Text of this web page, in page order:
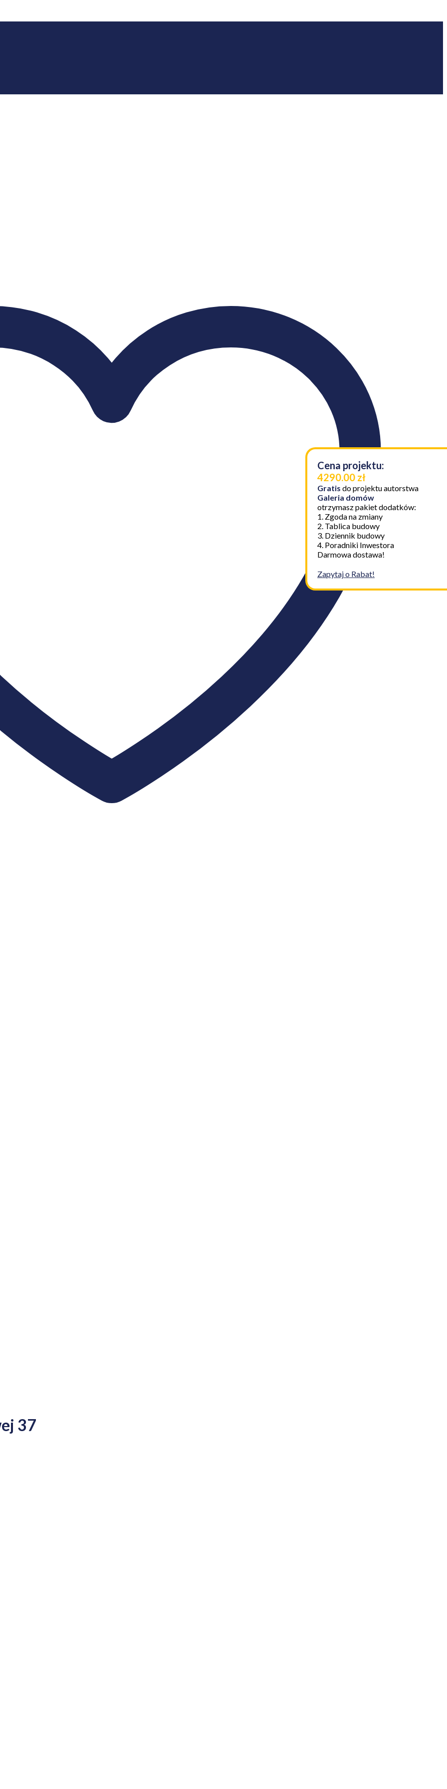
37
Cena projektu:
4290.00 zł
Gratis do projektu autorstwa
Galeria domów
otrzymasz pakiet dodatków:
1. Zgoda na zmiany
2. Tablica budowy
3. Dziennik budowy
4. Poradniki Inwestora
Darmowa dostawa!
Zapytaj o Rabat!